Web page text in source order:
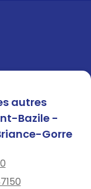
autres
Bazile -
Gorre